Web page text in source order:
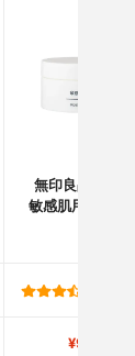
無印良品(MUJI)
敏感肌用クリーム
¥950